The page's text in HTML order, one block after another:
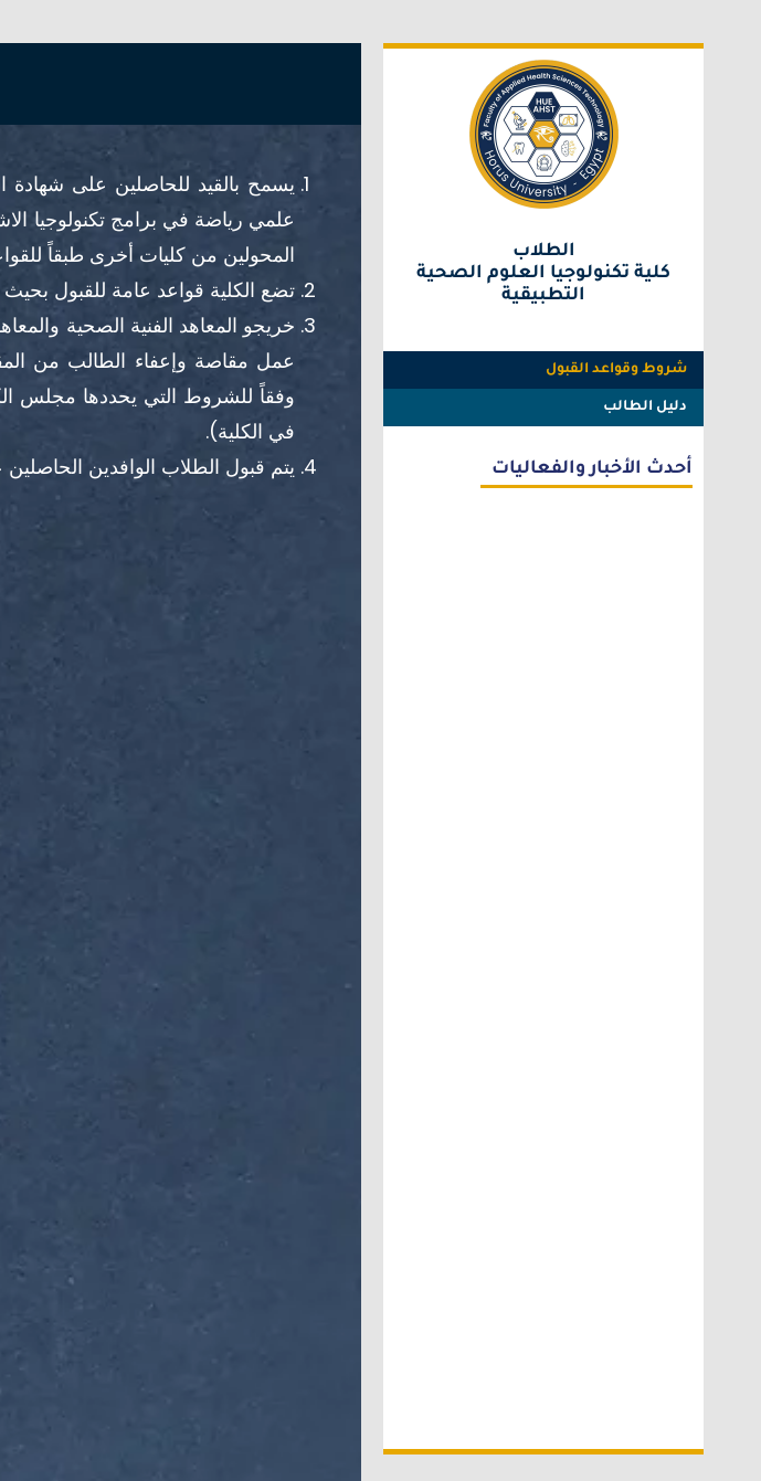
الطلاب
كلية تكنولوجيا العلوم الصحية
التطبيقية
شروط وقواعد القبول
دليل الطالب
أحدث الأخبار والفعاليات
يسمح بالقيد للحاصلين على شهادة
علمي رياضة في برامج تكنولوجيا
المحولين من كليات أخرى طبقاً
تضع الكلية قواعد عامة للقبول
خريجو المعاهد الفنية الصحية
عمل مقاصة وإعفاء الطالب من
وفقاً للشروط التي يحددها مجلس
في الكلية).
يتم قبول الطلاب الوافدين